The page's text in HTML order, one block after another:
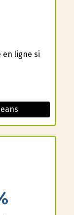
en ligne si